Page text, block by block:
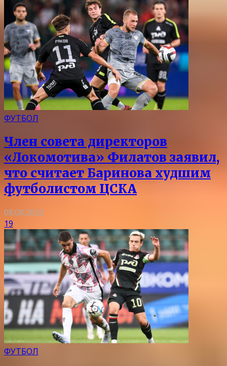
ФУТБОЛ
Член совета директоров
«Локомотива» Филатов заявил,
что считает Баринова худшим
футболистом ЦСКА
08.08.2026
19
ФУТБОЛ